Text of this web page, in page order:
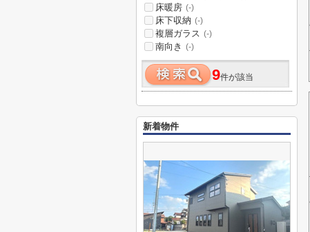
床暖房 (-)
床下収納 (-)
複層ガラス (-)
南向き (-)
9件が該当
新着物件